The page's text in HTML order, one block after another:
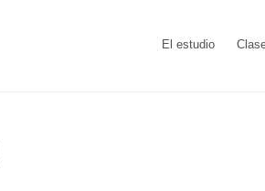
El estudio